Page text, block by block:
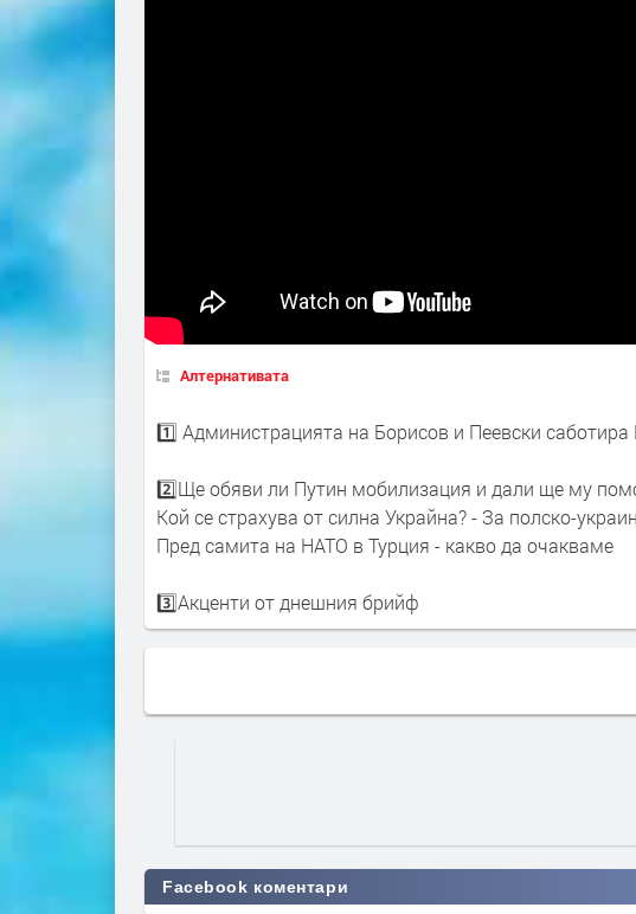
Алтернативата
1️⃣ Администрацията на Борисов и Пеевски
2️⃣Ще обяви ли Путин мобилизация и дали ще му
Кой се страхува от силна Украйна? - За полско-
Пред самита на НАТО в Турция - какво да очакваме
3️⃣Акценти от днешния брийф
Facebook коментари